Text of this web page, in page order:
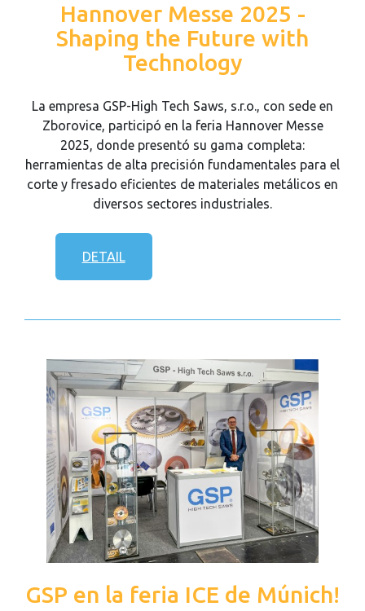
Hannover Messe 2025 -
Shaping the Future with
Technology
La empresa GSP-High Tech Saws, s.r.o., con sede en
Zborovice, participó en la feria Hannover Messe
2025, donde presentó su gama completa:
herramientas de alta precisión fundamentales para el
corte y fresado eficientes de materiales metálicos en
diversos sectores industriales.
DETAIL
GSP en la feria ICE de Múnich!